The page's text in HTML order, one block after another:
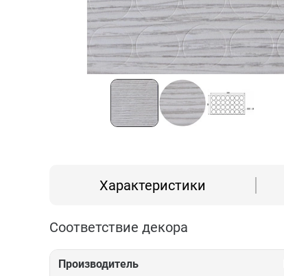
Характеристики
Соответствие декора
Производитель